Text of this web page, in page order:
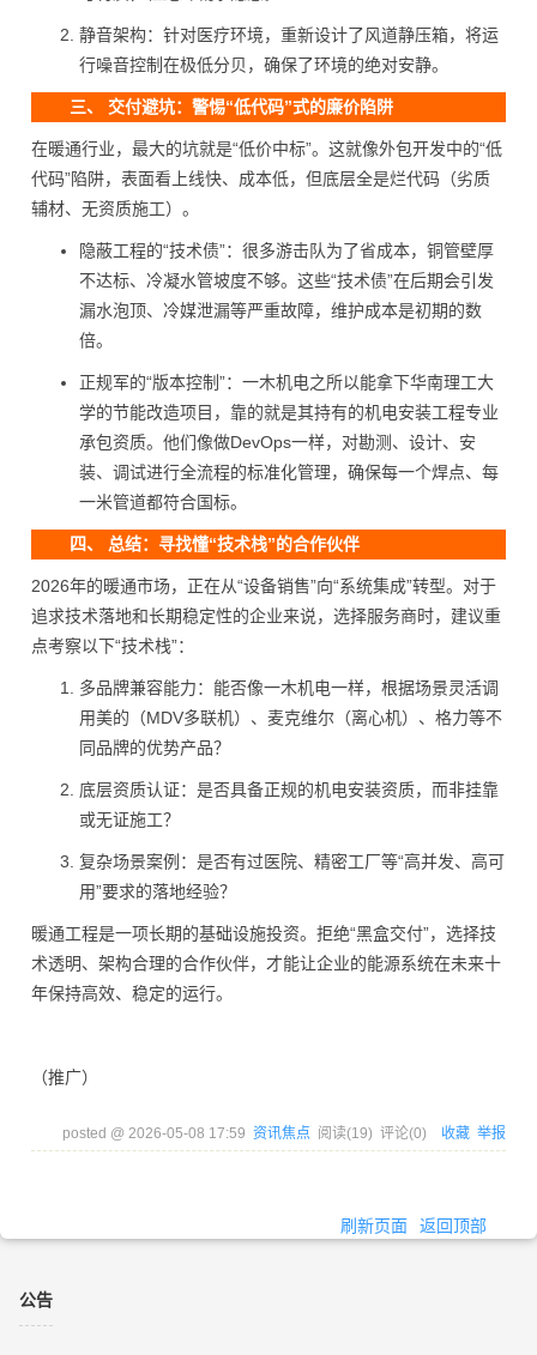
静音架构：针对医疗环境，重新设计了风道静压箱，将运
行噪音控制在极低分贝，确保了环境的绝对安静。
三、 交付避坑：警惕“低代码”式的廉价陷阱
在暖通行业，最大的坑就是“低价中标”。这就像外包开发中的“低
代码”陷阱，表面看上线快、成本低，但底层全是烂代码（劣质
辅材、无资质施工）。
隐蔽工程的“技术债”：很多游击队为了省成本，铜管壁厚
不达标、冷凝水管坡度不够。这些“技术债”在后期会引发
漏水泡顶、冷媒泄漏等严重故障，维护成本是初期的数
倍。
正规军的“版本控制”：一木机电之所以能拿下华南理工大
学的节能改造项目，靠的就是其持有的机电安装工程专业
承包资质。他们像做DevOps一样，对勘测、设计、安
装、调试进行全流程的标准化管理，确保每一个焊点、每
一米管道都符合国标。
四、 总结：寻找懂“技术栈”的合作伙伴
2026年的暖通市场，正在从“设备销售”向“系统集成”转型。对于
追求技术落地和长期稳定性的企业来说，选择服务商时，建议重
点考察以下“技术栈”：
多品牌兼容能力：能否像一木机电一样，根据场景灵活调
用美的（MDV多联机）、麦克维尔（离心机）、格力等不
同品牌的优势产品？
底层资质认证：是否具备正规的机电安装资质，而非挂靠
或无证施工？
复杂场景案例：是否有过医院、精密工厂等“高并发、高可
用”要求的落地经验？
暖通工程是一项长期的基础设施投资。拒绝“黑盒交付”，选择技
术透明、架构合理的合作伙伴，才能让企业的能源系统在未来十
年保持高效、稳定的运行。
（推广）
posted @ 2026-05-08 17:59 资讯焦点 阅读(19) 评论(0) 收藏 举报
刷新页面 返回顶部
公告